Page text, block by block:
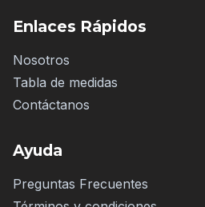
Enlaces Rápidos
Nosotros
Tabla de medidas
Contáctanos
Ayuda
Preguntas Frecuentes